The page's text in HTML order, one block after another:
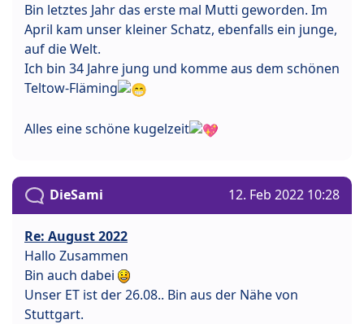
Bin letztes Jahr das erste mal Mutti geworden. Im
April kam unser kleiner Schatz, ebenfalls ein junge,
auf die Welt.
Ich bin 34 Jahre jung und komme aus dem schönen
Teltow-Fläming
Alles eine schöne kugelzeit
DieSami 12. Feb 2022 10:28
Re: August 2022
Hallo Zusammen
Bin auch dabei
Unser ET ist der 26.08.. Bin aus der Nähe von
Stuttgart.